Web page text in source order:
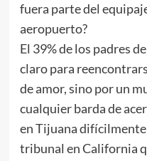
fuera parte del
aeropuerto?
El 39% de los padres
claro para
de amor, sino por un
cualquier barda de
en Tijuana
tribunal en California